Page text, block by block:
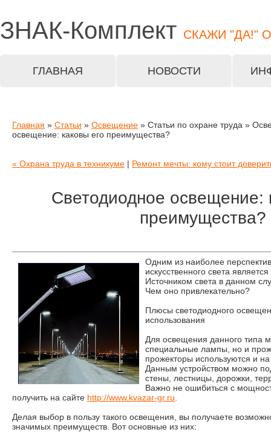
ЗНАК-Комплект СКАЖИ "ДА!"
ГЛАВНАЯ НОВОСТИ
Главная » Статьи » Освещение » Статьи по охране труда »
освещение: каковы его преимущества?
« Охрана труда в техникуме | Ремонт мечты: кому стоит
Светодиодное освещение:
преимущества?
Одним из наиболее
искусственного света
Источником света в данном
Чем оно привлекательно?
Плюсы светодиодного
использования
Для освещения данного типа
специальные лампы, но и
прожекторы используются и
Данным устройством можно
стены, лестницы, дорожки,
Важно не ошибиться с
получить на сайте http://www.kvazar-gr.ru
Делая выбор в пользу такого освещения, вы получаете
значимых преимуществ. Вот основные из них: